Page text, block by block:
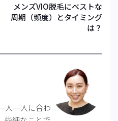
メンズVIO脱毛にベストな
周期（頻度）とタイミング
は？
人一人に合わ